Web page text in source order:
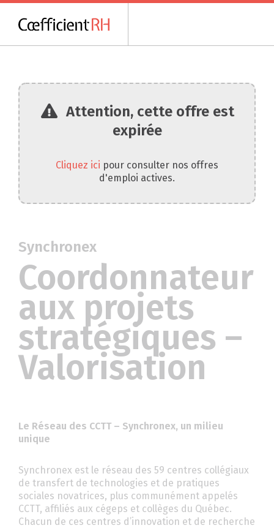
Attention, cette offre est
expirée
Cliquez ici pour consulter nos offres
d'emploi actives.
Synchronex
Coordonnateur
aux projets
stratégiques –
Valorisation
Le Réseau des CCTT – Synchronex, un milieu
unique
Synchronex est le réseau des 59 centres collégiaux
de transfert de technologies et de pratiques
sociales novatrices, plus communément appelés
CCTT, affiliés aux cégeps et collèges du Québec.
Chacun de ces centres d’innovation et de recherche